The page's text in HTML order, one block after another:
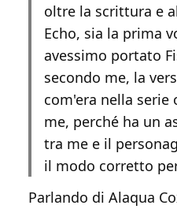
oltre la scrittura e
Echo, sia la prima
avessimo portato
secondo me, la
com'era nella
me, perché ha un
tra me e il
il modo corretto
Parlando di Alaqua